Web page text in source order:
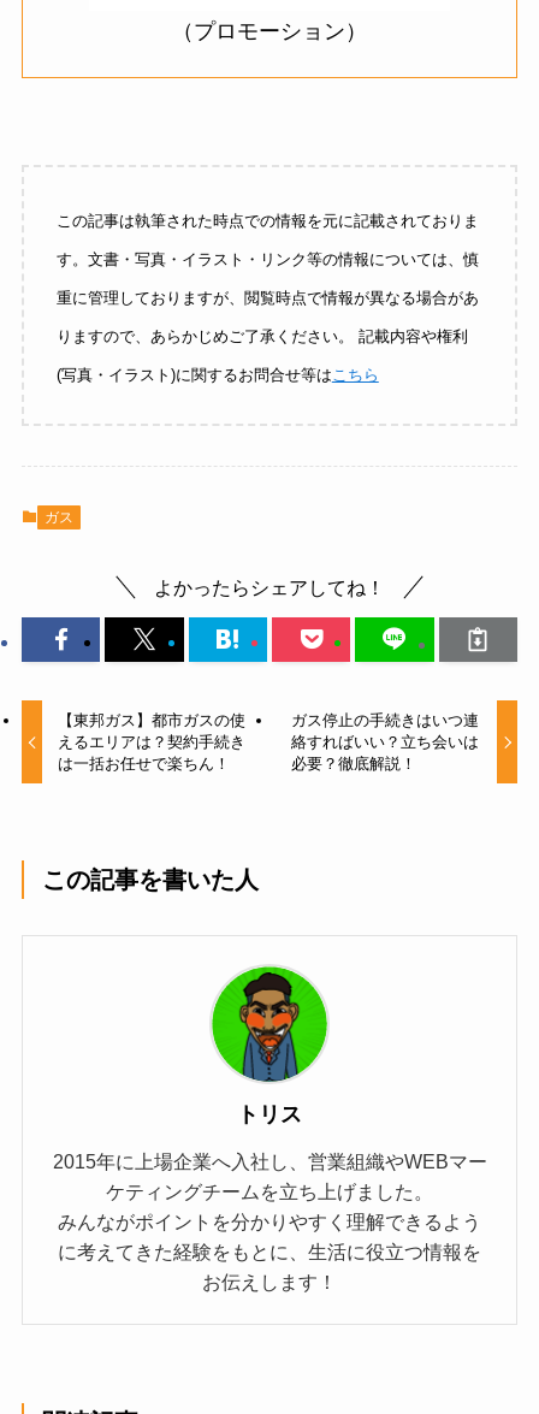
（プロモーション）
この記事は執筆された時点での情報を元に記載されておりま
す。文書・写真・イラスト・リンク等の情報については、慎
重に管理しておりますが、閲覧時点で情報が異なる場合があ
りますので、あらかじめご了承ください。 記載内容や権利
(写真・イラスト)に関するお問合せ等は こちら
ガス
よかったらシェアしてね！
【東邦ガス】都市ガスの使
えるエリアは？契約手続き
は一括お任せで楽ちん！
ガス停止の手続きはいつ連
絡すればいい？立ち会いは
必要？徹底解説！
この記事を書いた人
トリス
2015年に上場企業へ入社し、営業組織やWEBマー
ケティングチームを立ち上げました。
みんながポイントを分かりやすく理解できるよう
に考えてきた経験をもとに、生活に役立つ情報を
お伝えします！